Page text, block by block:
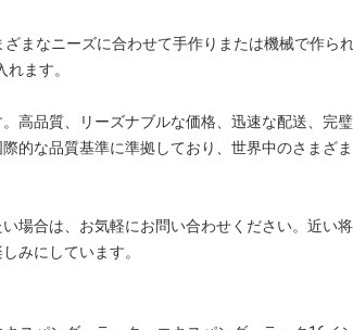
まなニーズに合わせて手作りまたは機械で作ら
ます。
高品質、リーズナブルな価格、迅速な配送、完
的な品質基準に準拠しており、世界中のさまざ
場合は、お気軽にお問い合わせください。近い将
みにしています。